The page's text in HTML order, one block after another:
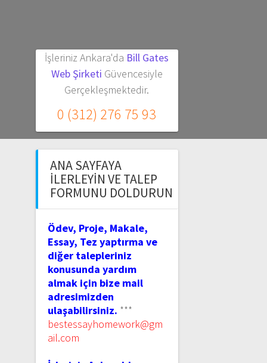
İşleriniz Ankara'da Bill Gates
Web Şirketi Güvencesiyle
Gerçekleşmektedir.
0 (312) 276 75 93
ANA SAYFAYA
İLERLEYIN VE TALEP
FORMUNU DOLDURUN
Ödev, Proje, Makale,
Essay, Tez yaptırma ve
diğer talepleriniz
konusunda yardım
almak için bize mail
adresimizden
ulaşabilirsiniz. ***
bestessayhomework@gm
ail.com